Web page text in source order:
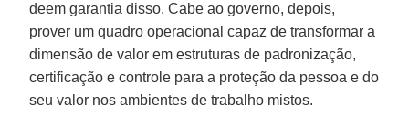
deem garantia disso. Cabe ao governo, depois,
prover um quadro operacional capaz de transformar a
dimensão de valor em estruturas de padronização,
certificação e controle para a proteção da pessoa e do
seu valor nos ambientes de trabalho mistos.